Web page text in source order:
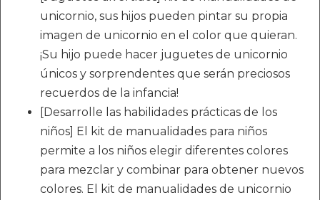
unicornio, sus hijos pueden pintar su propia
imagen de unicornio en el color que quieran.
¡Su hijo puede hacer juguetes de unicornio
únicos y sorprendentes que serán preciosos
recuerdos de la infancia!
[Desarrolle las habilidades prácticas de los
niños] El kit de manualidades para niños
permite a los niños elegir diferentes colores
para mezclar y combinar para obtener nuevos
colores. El kit de manualidades de unicornio